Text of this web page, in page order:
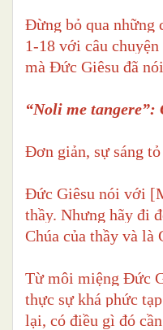
Đừng bỏ qua những
1-18 với câu
mà Đức Giêsu đã
“Noli me
Đơn giản, sự sáng
Đức Giêsu nói với
thầy. Nhưng hãy đi
Chúa của thầy và là
Từ môi miệng Đức
thực sự khá phức
lại, có điều gì đó